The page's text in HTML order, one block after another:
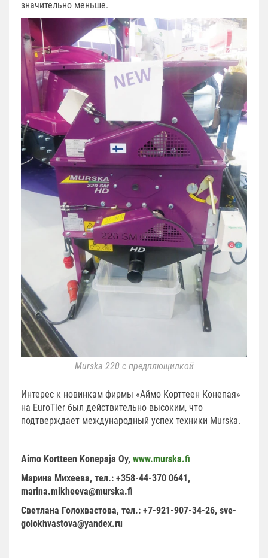
значительно меньше.
Murska 220 с предплющилкой
Интерес к новинкам фирмы «Аймо Корттеен Конепая»
на EuroTier был действительно высоким, что
подтверждает международный успех техники Murska.
Aimo Kortteen Konepaja Oy, www.murska.fi
Марина Михеева, тел.: +358-44-370 0641,
marina.mikheeva@murska.fi
Светлана Голохвастова, тел.: +7-921-907-34-26, sve-
golokhvastova@yandex.ru